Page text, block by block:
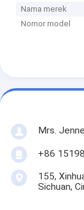
Nama merek
Nomor model
Mrs.
+86
155,
Sichuan,